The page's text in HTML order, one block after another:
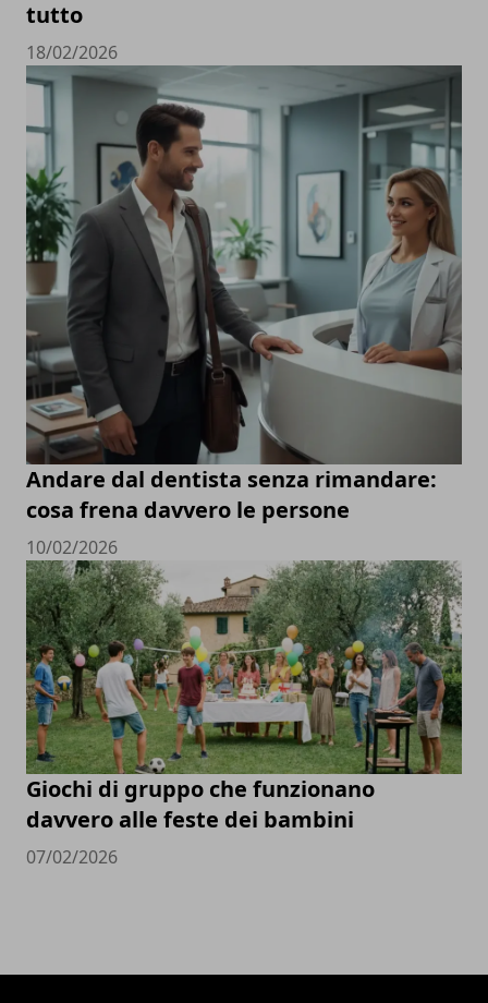
tutto
18/02/2026
Andare dal dentista senza rimandare:
cosa frena davvero le persone
10/02/2026
Giochi di gruppo che funzionano
davvero alle feste dei bambini
07/02/2026